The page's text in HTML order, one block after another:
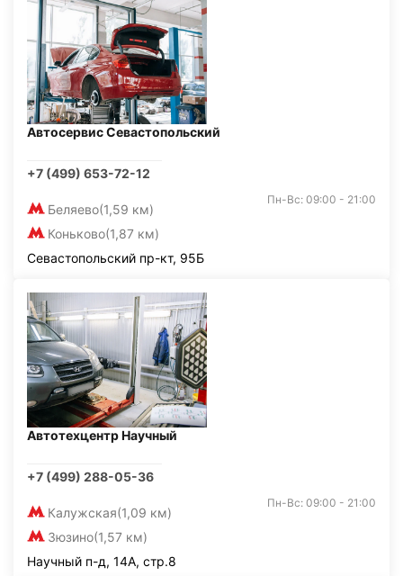
Автосервис Севастопольский
+7 (499) 653-72-12
Беляево(1,59 км)
Коньково(1,87 км)
Пн-Вс: 09:00 - 21:00
Севастопольский пр-кт, 95Б
Автотехцентр Научный
+7 (499) 288-05-36
Калужская(1,09 км)
Зюзино(1,57 км)
Пн-Вс: 09:00 - 21:00
Научный п-д, 14А, стр.8